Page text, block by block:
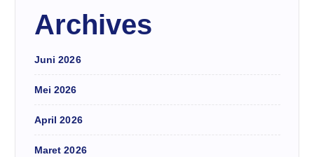
Archives
Juni 2026
Mei 2026
April 2026
Maret 2026